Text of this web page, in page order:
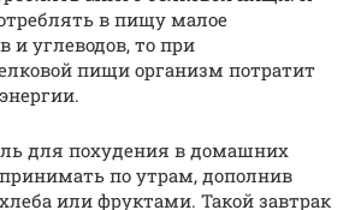
в пищу малое
и углеводов, то при
пищи организм потратит
для похудения в домашних
по утрам, дополнив
или фруктами. Такой завтрак